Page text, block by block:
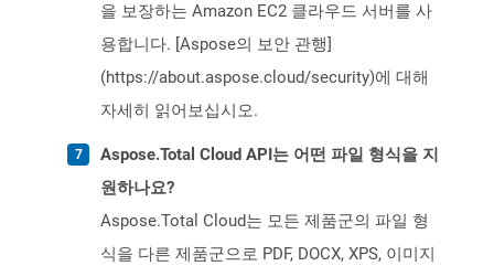
을 보장하는 Amazon EC2 클라우드 서버를 사
용합니다. [Aspose의 보안 관행]
(https://about.aspose.cloud/security)에 대해
자세히 읽어보십시오.
Aspose.Total Cloud API는 어떤 파일 형식을 지
원하나요?
Aspose.Total Cloud는 모든 제품군의 파일 형
식을 다른 제품군으로 PDF, DOCX, XPS, 이미지